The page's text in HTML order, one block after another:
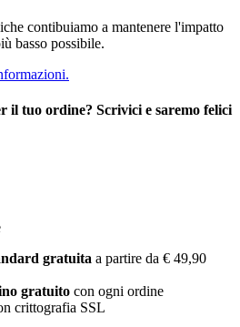
contibuiamo a mantenere l'impatto
basso possibile.
il tuo ordine? Scrivici e saremo felici
gratuita a partire da € 49,90
gratuito con ogni ordine
crittografia SSL